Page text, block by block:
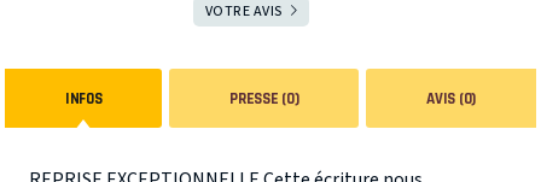
VOTRE AVIS
INFOS PRESSE (0) AVIS (0)